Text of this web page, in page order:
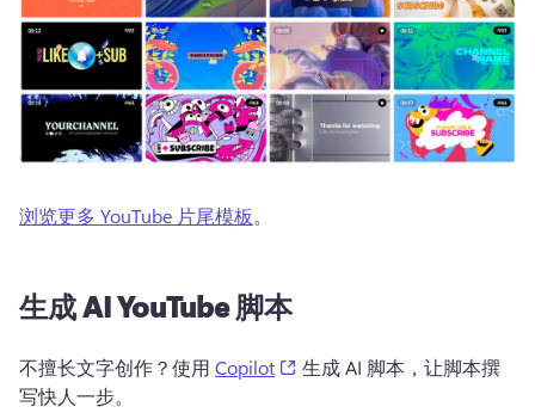
浏览更多 YouTube 片尾模板。
生成 AI YouTube 脚本
不擅长文字创作？使用 Copilot (opens in a new tab)
生成 AI 脚本，让脚本撰
写快人一步。